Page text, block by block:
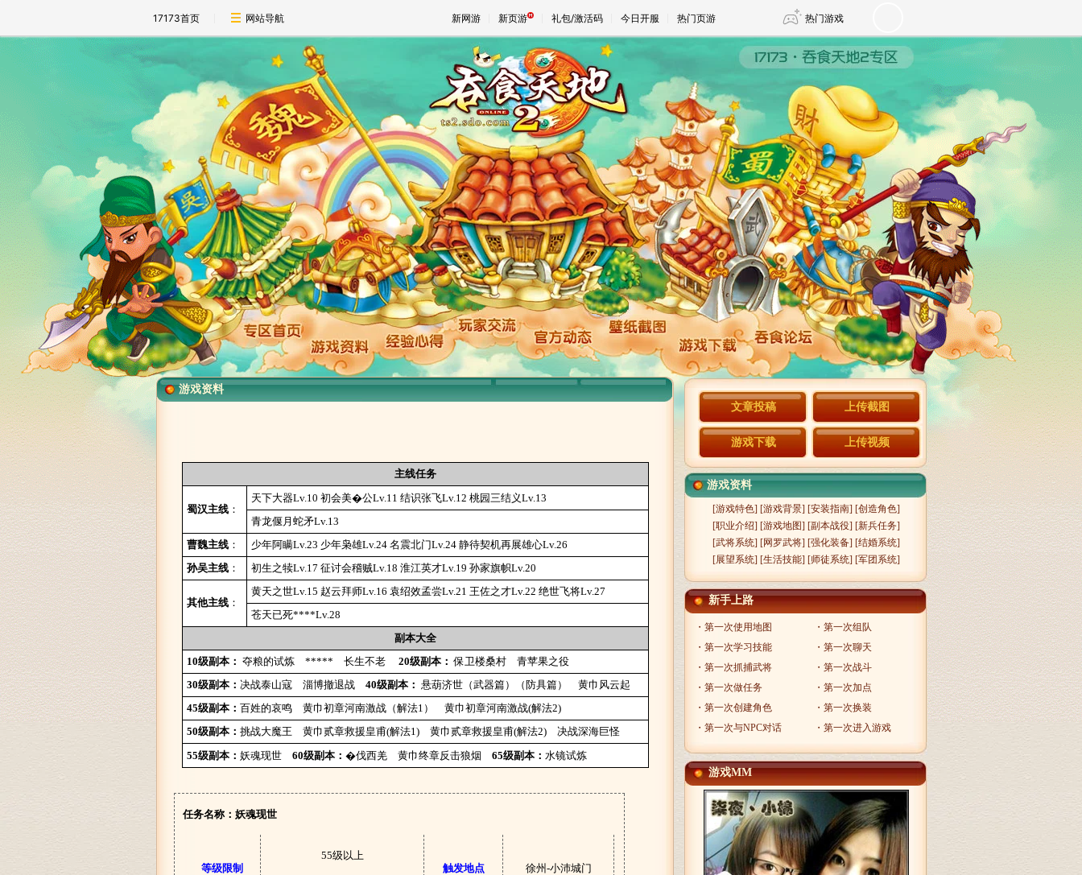
17173首页 网站导航 新网游 新页游 礼包/激活码 今日开服 热门页游 热门游戏
魔兽 传奇4
天堂 剑网3旗舰版 新天龙八部
王权与自由 诛仙世界 仙剑世界
游戏资料
主线任务
蜀汉主线：
天下大器Lv.10 初会美�公Lv.11 结识张飞Lv.12 桃园三结义Lv.13
青龙偃月蛇矛Lv.13
曹魏主线： 少年阿瞒Lv.23 少年枭雄Lv.24 名震北门Lv.24 静待契机再展雄心Lv.26
孙吴主线： 初生之犊Lv.17 征讨会稽贼Lv.18 淮江英才Lv.19 孙家旗帜Lv.20
其他主线：
黄天之世Lv.15 赵云拜师Lv.16 袁绍效孟尝Lv.21 王佐之才Lv.22 绝世飞将Lv.27
苍天已死****Lv.28
副本大全
10级副本： 夺粮的试炼 ***** 长生不老 20级副本： 保卫楼桑村
青苹果之役
30级副本： 决战泰山寇 淄博撤退战 40级副本： 悬葫济世（武器篇） （防具篇）
黄巾风云起
45级副本： 百姓的哀鸣 黄巾初章河南激战（解法1）
黄巾初章河南激战(解法2)
50级副本： 挑战大魔王 黄巾贰章救援皇甫(解法1) 黄巾贰章救援皇甫(解法2)
决战深海巨怪
55级副本： 妖魂现世 60级副本： �伐西羌 黄巾终章反击狼烟 65级副本： 水镜试炼
任务名称：妖魂现世
等级限制
55级以上
触发地点 徐州-小沛城门
文章投稿 上传截图
游戏下载 上传视频
游戏资料
[游戏特色] [游戏背景] [安装指南] [创造角色]
[职业介绍] [游戏地图] [副本战役] [新兵任务]
[武将系统] [网罗武将] [强化装备] [结婚系统]
[展望系统] [生活技能] [师徒系统] [军团系统]
新手上路
・第一次使用地图
・第一次组队
・第一次学习技能
・第一次聊天
・第一次抓捕武将
・第一次战斗
・第一次做任务
・第一次加点
・第一次创建角色
・第一次换装
・第一次与NPC对话
・第一次进入游戏
游戏MM